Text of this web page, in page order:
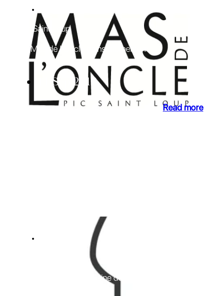
Pic Saint Loup
Le Mas de l’Oncle gains momentum
11 Sep 2019
Read more
A new owner for Domaine de la Senche